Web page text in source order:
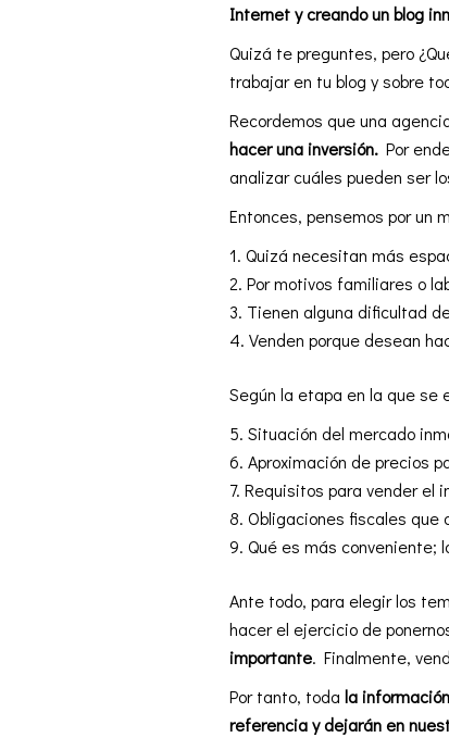
Internet y creando un blog
Quizá te preguntes, pero
trabajar en tu blog y sobre
Recordemos que una
hacer una inversión. Por
analizar cuáles pueden ser
Entonces, pensemos por un
Quizá necesitan más
Por motivos familiares o
Tienen alguna dificultad
Venden porque desean
Según la etapa en la que
Situación del mercado
Aproximación de precios
Requisitos para vender el
Obligaciones fiscales que
Qué es más conveniente;
Ante todo, para elegir los
hacer el ejercicio de
importante. Finalmente,
Por tanto, todala
referencia y dejarán en